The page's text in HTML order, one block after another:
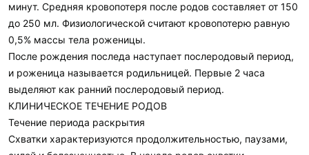
минут. Средняя кровопотеря после родов составляет от 150
до 250 мл. Физиологической считают кровопотерю равную
0,5% массы тела роженицы.
После рождения последа наступает послеродовый период,
и роженица называется родильницей. Первые 2 часа
выделяют как ранний послеродовый период.
КЛИНИЧЕСКОЕ ТЕЧЕНИЕ РОДОВ
Течение периода раскрытия
Схватки характеризуются продолжительностью, паузами,